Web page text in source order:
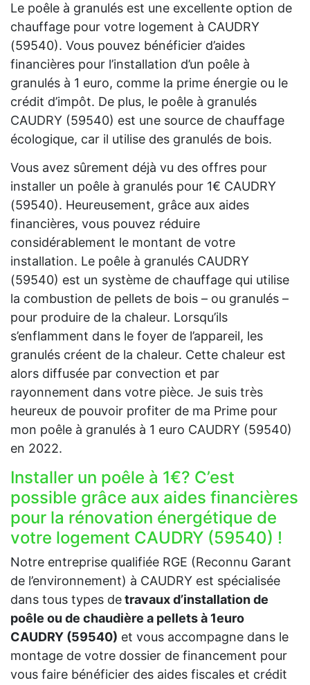
Le poêle à granulés est une excellente option de
chauffage pour votre logement à CAUDRY
(59540). Vous pouvez bénéficier d’aides
financières pour l’installation d’un poêle à
granulés à 1 euro, comme la prime énergie ou le
crédit d’impôt. De plus, le poêle à granulés
CAUDRY (59540) est une source de chauffage
écologique, car il utilise des granulés de bois.
Vous avez sûrement déjà vu des offres pour
installer un poêle à granulés pour 1€ CAUDRY
(59540). Heureusement, grâce aux aides
financières, vous pouvez réduire
considérablement le montant de votre
installation. Le poêle à granulés CAUDRY
(59540) est un système de chauffage qui utilise
la combustion de pellets de bois – ou granulés –
pour produire de la chaleur. Lorsqu’ils
s’enflamment dans le foyer de l’appareil, les
granulés créent de la chaleur. Cette chaleur est
alors diffusée par convection et par
rayonnement dans votre pièce. Je suis très
heureux de pouvoir profiter de ma Prime pour
mon poêle à granulés à 1 euro CAUDRY (59540)
en 2022.
Installer un poêle à 1€? C’est
possible grâce aux aides financières
pour la rénovation énergétique de
votre logement CAUDRY (59540) !
Notre entreprise qualifiée RGE (Reconnu Garant
de l’environnement) à CAUDRY est spécialisée
dans tous types detravaux d’installation de
poêle ou de chaudière a pellets à 1euro
CAUDRY (59540) et vous accompagne dans le
montage de votre dossier de financement pour
vous faire bénéficier des aides fiscales et crédit